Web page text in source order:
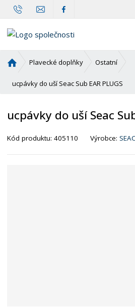
o
í
t
Plavecké doplňky Ostatní
ucpávky do uší Seac Sub EAR PLUGS
ucpávky do uší Seac
Kód produktu:405110 Výrobce: